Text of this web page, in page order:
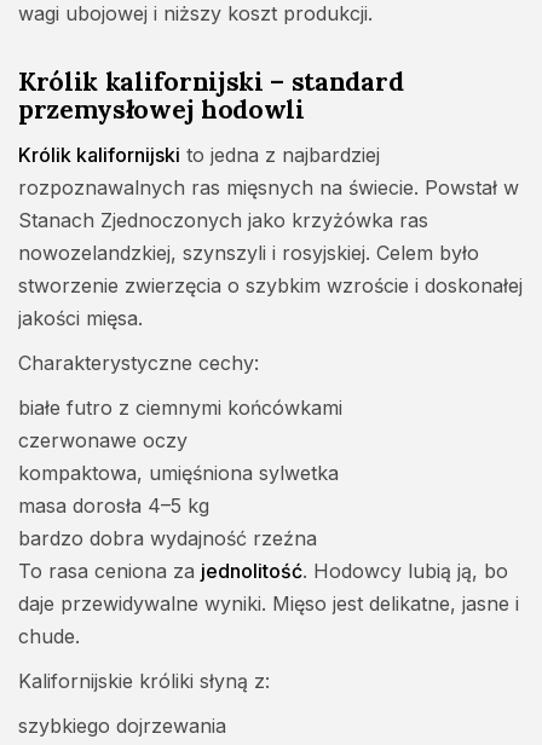
wagi ubojowej i niższy koszt produkcji.
Królik kalifornijski – standard
przemysłowej hodowli
Królik kalifornijski to jedna z najbardziej
rozpoznawalnych ras mięsnych na świecie. Powstał w
Stanach Zjednoczonych jako krzyżówka ras
nowozelandzkiej, szynszyli i rosyjskiej. Celem było
stworzenie zwierzęcia o szybkim wzroście i doskonałej
jakości mięsa.
Charakterystyczne cechy:
białe futro z ciemnymi końcówkami
czerwonawe oczy
kompaktowa, umięśniona sylwetka
masa dorosła 4–5 kg
bardzo dobra wydajność rzeźna
To rasa ceniona za jednolitość. Hodowcy lubią ją, bo
daje przewidywalne wyniki. Mięso jest delikatne, jasne i
chude.
Kalifornijskie króliki słyną z:
szybkiego dojrzewania